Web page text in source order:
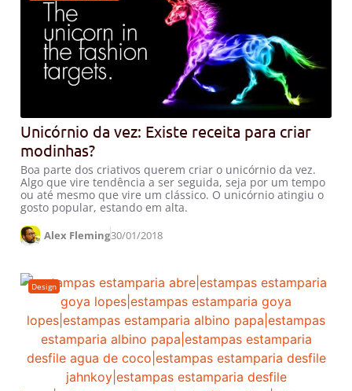
Unicórnio da vez: Existe receita para criar
modinhas?
Boa parte dos criativos querem criar o unicórnio da vez.
Algo que vire tendência a ser seguida, seja por um tempo
ou até mesmo que vire um clássico. O unicórnio atingiu o
gosto popular, estando em alta.
Alex Fleming30/01/2018
Design